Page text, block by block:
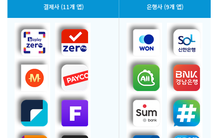
결제사 (11개 앱) 은행사 (9개 앱)